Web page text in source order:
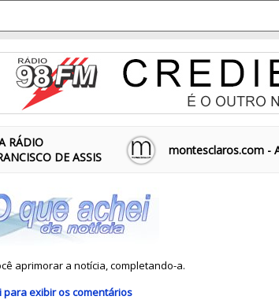
RÁDIO
DE ASSIS
montesclaros.com -
aprimorar a notícia, completando-a.
para exibir os comentários